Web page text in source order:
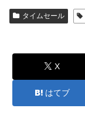
タイムセール
X
はてブ